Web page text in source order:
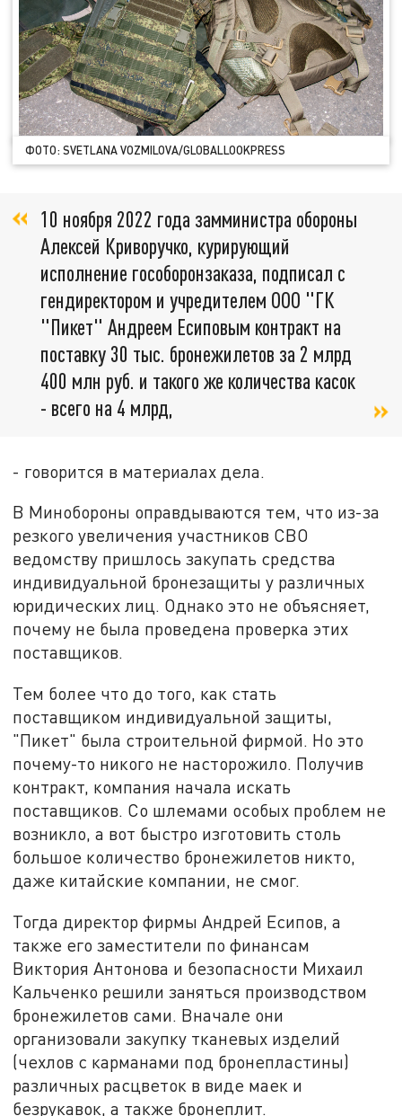
ФОТО: SVETLANA VOZMILOVA/GLOBALLOOKPRESS
10 ноября 2022 года замминистра обороны
Алексей Криворучко, курирующий
исполнение гособоронзаказа, подписал с
гендиректором и учредителем ООО "ГК
"Пикет" Андреем Есиповым контракт на
поставку 30 тыс. бронежилетов за 2 млрд
400 млн руб. и такого же количества касок
- всего на 4 млрд,
- говорится в материалах дела.
В Минобороны оправдываются тем, что из-за
резкого увеличения участников СВО
ведомству пришлось закупать средства
индивидуальной бронезащиты у различных
юридических лиц. Однако это не объясняет,
почему не была проведена проверка этих
поставщиков.
Тем более что до того, как стать
поставщиком индивидуальной защиты,
"Пикет" была строительной фирмой. Но это
почему-то никого не насторожило. Получив
контракт, компания начала искать
поставщиков. Со шлемами особых проблем не
возникло, а вот быстро изготовить столь
большое количество бронежилетов никто,
даже китайские компании, не смог.
Тогда директор фирмы Андрей Есипов, а
также его заместители по финансам
Виктория Антонова и безопасности Михаил
Кальченко решили заняться производством
бронежилетов сами. Вначале они
организовали закупку тканевых изделий
(чехлов с карманами под бронепластины)
различных расцветок в виде маек и
безрукавок, а также бронеплит.